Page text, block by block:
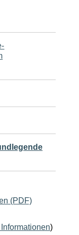
(PDF)
Informationen)